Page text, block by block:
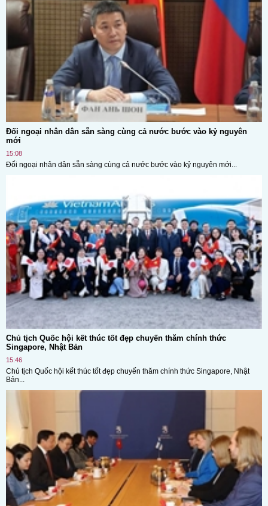
Đối ngoại nhân dân sẵn sàng cùng cả nước bước vào kỷ nguyên
mới
15:08
Đối ngoại nhân dân sẵn sàng cùng cả nước bước vào kỷ nguyên mới...
Chủ tịch Quốc hội kết thúc tốt đẹp chuyến thăm chính thức
Singapore, Nhật Bản
15:46
Chủ tịch Quốc hội kết thúc tốt đẹp chuyến thăm chính thức Singapore, Nhật
Bản...